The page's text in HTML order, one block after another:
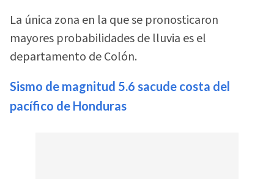
La única zona en la que se pronosticaron
mayores probabilidades de lluvia es el
departamento de Colón.
Sismo de magnitud 5.6 sacude costa del
pacífico de Honduras